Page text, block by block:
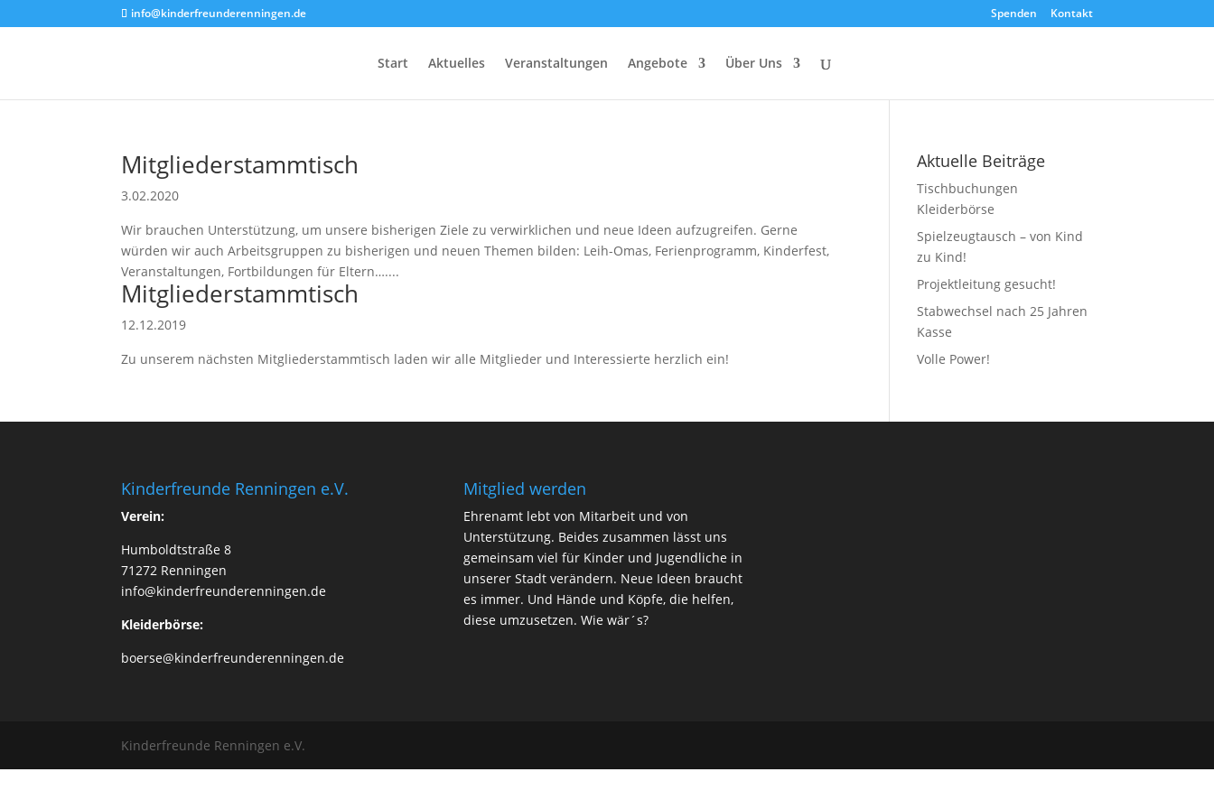
info@kinderfreunderenningen.de Spenden Kontakt
Start Aktuelles Veranstaltungen Angebote Über Uns
Mitgliederstammtisch
3.02.2020
Wir brauchen Unterstützung, um unsere bisherigen Ziele zu verwirklichen und neue Ideen aufzugreifen. Gerne
würden wir auch Arbeitsgruppen zu bisherigen und neuen Themen bilden: Leih-Omas, Ferienprogramm, Kinderfest,
Veranstaltungen, Fortbildungen für Eltern…....
Mitgliederstammtisch
12.12.2019
Zu unserem nächsten Mitgliederstammtisch laden wir alle Mitglieder und Interessierte herzlich ein!
Aktuelle Beiträge
Tischbuchungen
Kleiderbörse
Spielzeugtausch – von Kind
zu Kind!
Projektleitung gesucht!
Stabwechsel nach 25 Jahren
Kasse
Volle Power!
Kinderfreunde Renningen e.V.
Verein:
Humboldtstraße 8
71272 Renningen
info@kinderfreunderenningen.de
Kleiderbörse:
boerse@kinderfreunderenningen.de
Mitglied werden
Ehrenamt lebt von Mitarbeit und von
Unterstützung. Beides zusammen lässt uns
gemeinsam viel für Kinder und Jugendliche in
unserer Stadt verändern. Neue Ideen braucht
es immer. Und Hände und Köpfe, die helfen,
diese umzusetzen. Wie wär´s?
Kinderfreunde Renningen e.V.